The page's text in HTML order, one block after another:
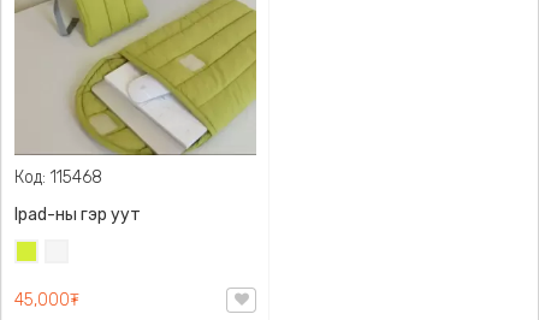
Код: 115468
Ipad-ны гэр уут
45,000₮